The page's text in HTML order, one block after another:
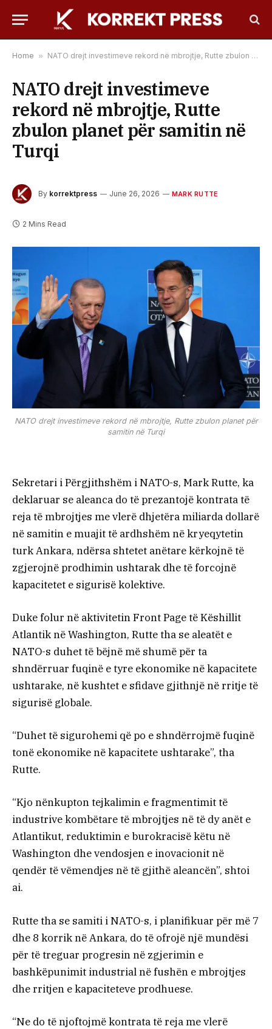
Home » NATO drejt investimeve rekord në mbrojtje, Rutte zbulon planet për samitin në Turqi
NATO drejt investimeve
rekord në mbrojtje, Rutte
zbulon planet për samitin në
Turqi
By korrektpress June 26, 2026 MARK RUTTE
2 Mins Read
NATO drejt investimeve rekord në mbrojtje, Rutte zbulon planet për
samitin në Turqi
Sekretari i Përgjithshëm i NATO-s, Mark Rutte, ka
deklaruar se aleanca do të prezantojë kontrata të
reja të mbrojtjes me vlerë dhjetëra miliarda dollarë
në samitin e muajit të ardhshëm në kryeqytetin
turk Ankara, ndërsa shtetet anëtare kërkojnë të
zgjerojnë prodhimin ushtarak dhe të forcojnë
kapacitetet e sigurisë kolektive.
Duke folur në aktivitetin Front Page të Këshillit
Atlantik në Washington, Rutte tha se aleatët e
NATO-s duhet të bëjnë më shumë për ta
shndërruar fuqinë e tyre ekonomike në kapacitete
ushtarake, në kushtet e sfidave gjithnjë në rritje të
sigurisë globale.
“Duhet të sigurohemi që po e shndërrojmë fuqinë
tonë ekonomike në kapacitete ushtarake”, tha
Rutte.
“Kjo nënkupton tejkalimin e fragmentimit të
industrive kombëtare të mbrojtjes në të dy anët e
Atlantikut, reduktimin e burokracisë këtu në
Washington dhe vendosjen e inovacionit në
qendër të vëmendjes në të gjithë aleancën”, shtoi
ai.
Rutte tha se samiti i NATO-s, i planifikuar për më 7
dhe 8 korrik në Ankara, do të ofrojë një mundësi
për të treguar progresin në zgjerimin e
bashkëpunimit industrial në fushën e mbrojtjes
dhe rritjen e kapaciteteve prodhuese.
“Ne do të njoftojmë kontrata të reja me vlerë